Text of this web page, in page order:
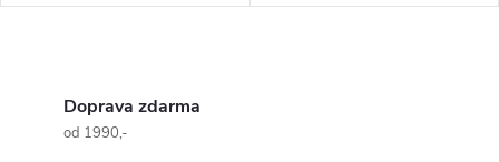
Doprava zdarma
od 1990,-